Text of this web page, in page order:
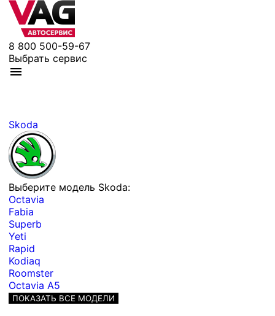
8 800 500-59-67
Выбрать сервис
Skoda
Выберите модель Skoda:
Octavia
Fabia
Superb
Yeti
Rapid
Kodiaq
Roomster
Octavia A5
ПОКАЗАТЬ ВСЕ МОДЕЛИ